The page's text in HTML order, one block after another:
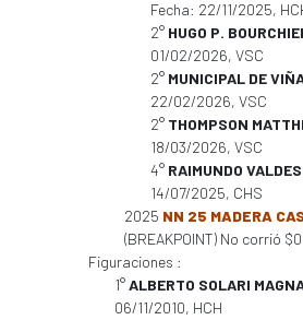
Fecha: 22/11/2025,
2° HUGO P.
01/02/2026, VSC
2° MUNICIPAL DE
22/02/2026, VSC
2° THOMPSON
18/03/2026, VSC
4° RAIMUNDO
14/07/2025, CHS
2025 NN 25 MADERA
(BREAKPOINT) No corrió $0
Figuraciones :
1°ALBERTO SOLARI
06/11/2010, HCH